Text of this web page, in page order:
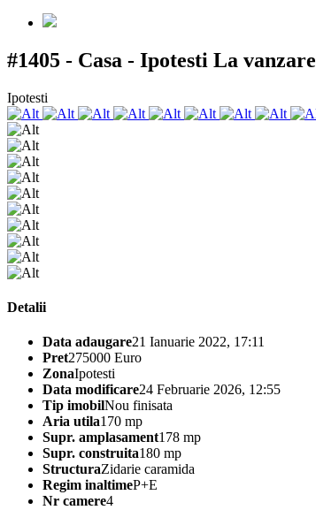
#1405 - Casa - Ipotesti La vanzare
Ipotesti
Detalii
Data adaugare21 Ianuarie 2022, 17:11
Pret275000 Euro
ZonaIpotesti
Data modificare24 Februarie 2026, 12:55
Tip imobilNou finisata
Aria utila170 mp
Supr. amplasament178 mp
Supr. construita180 mp
StructuraZidarie caramida
Regim inaltimeP+E
Nr camere4